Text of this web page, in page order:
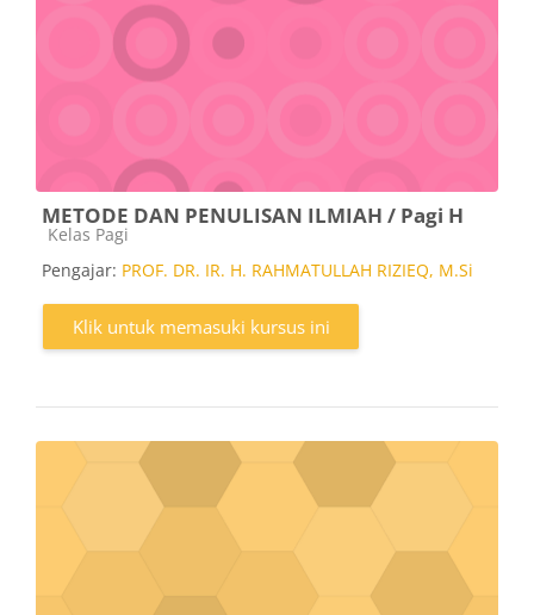
METODE DAN PENULISAN ILMIAH / Pagi H
Kategori kursus
Kelas Pagi
Pengajar: PROF. DR. IR. H. RAHMATULLAH RIZIEQ, M.Si
Klik untuk memasuki kursus ini